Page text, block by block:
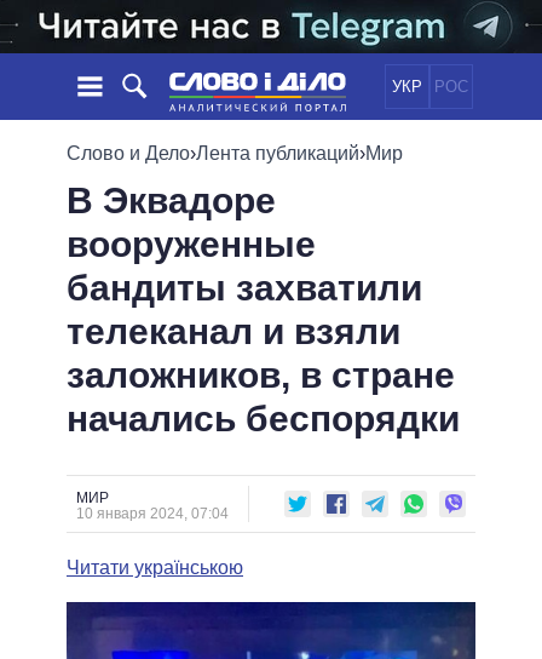
УКР РОС
НОВОСТИ
ЛЕНТА
СОБЫТИЯ
СТАТЬИ
МНЕНИЯ
ОБЗОРЫ
ДАЙДЖЕСТЫ
ЭКОНОМИКА
ОБЩЕСТВО
ОБЕЩАНИЯ
ПОЛИТИКИ
ВСЕ ПОЛИТИКИ
ПРЕЗИДЕНТ И ОФИС
ВЕРХОВНАЯ РАДА
КАБИНЕТ МИНИСТРОВ
МЭРЫ
ВСЕ ПЕРСОНЫ
ВИДЕО
ПОДДЕРЖАТЬ
СРАВНЕНИЕ ПОЛИТИКОВ
Слово и Дело›Лента публикаций›Мир
В Эквадоре
вооруженные
бандиты захватили
телеканал и взяли
заложников, в стране
начались беспорядки
МИР
10 января 2024, 07:04
Читати українською